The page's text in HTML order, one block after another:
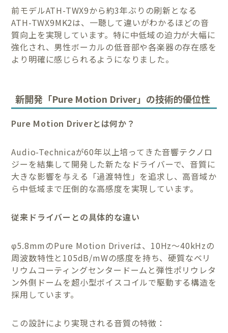
前モデルATH-TWX9から約3年ぶりの刷新となる
ATH-TWX9MK2は、一聴して違いがわかるほどの音
質向上を実現しています。特に中低域の迫力が大幅に
強化され、男性ボーカルの低音部や各楽器の存在感を
より明確に感じられるようになりました。
新開発「Pure Motion Driver」の技術的優位性
Pure Motion Driverとは何か？
Audio-Technicaが60年以上培ってきた音響テクノロ
ジーを結集して開発した新たなドライバーで、音質に
大きな影響を与える「過渡特性」を追求し、高音域か
ら中低域まで圧倒的な高感度を実現しています。
従来ドライバーとの具体的な違い
φ5.8mmのPure Motion Driverは、10Hz～40kHzの
周波数特性と105dB/mWの感度を持ち、硬質なベリ
リウムコーティングセンタードームと弾性ポリウレタ
ン外側ドームを超小型ボイスコイルで駆動する構造を
採用しています。
この設計により実現される音質の特徴：